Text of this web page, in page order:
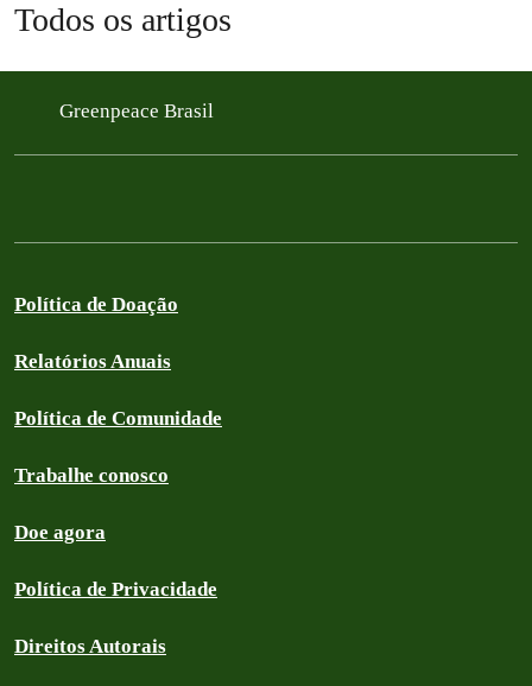
Todos os artigos
Greenpeace Brasil
Política de Doação
Relatórios Anuais
Política de Comunidade
Trabalhe conosco
Doe agora
Política de Privacidade
Direitos Autorais